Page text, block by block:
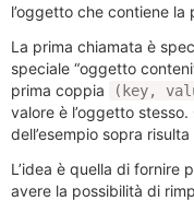
l’oggetto che contiene
La prima chiamata è
speciale “oggetto
prima coppia
(key,
valore è l’oggetto
dell’esempio sopra
L’idea è quella di fornire
avere la possibilità di